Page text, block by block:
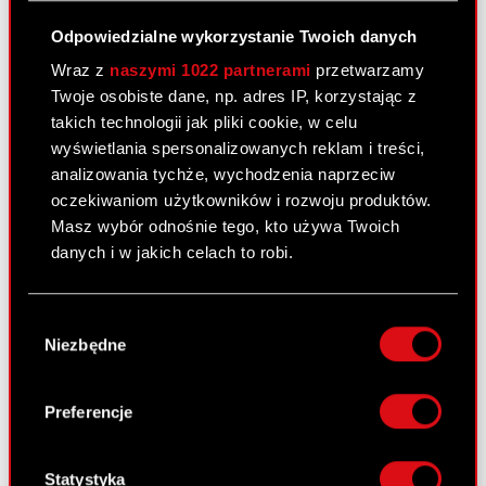
Odpowiedzialne wykorzystanie Twoich danych
Wraz z naszymi 1022 partnerami przetwarzamy
Twoje osobiste dane, np. adres IP, korzystając z
takich technologii jak pliki cookie, w celu
wyświetlania spersonalizowanych reklam i treści,
analizowania tychże, wychodzenia naprzeciw
oczekiwaniom użytkowników i rozwoju produktów.
Masz wybór odnośnie tego, kto używa Twoich
danych i w jakich celach to robi.
lokalizacji geograficznej z dokładnością nawet
Identyfikować Twoje urządzenie, aktywnie
analizując charakteryzującego je zbiory
palca)
zgody
Niezbędne
Preferencje
Statystyka
oraz podmiotu uprawnionego do
złożenia zapisu na warranty
subskrypcyjne serii G
Raport bieżący nr 93/2010
18 listopada 2010
PDF
Wycofanie rezygnacji przez Członka
Zarządu oraz powołanie Prezesa Zarządu
Raport bieżący nr 92/2010
Powtórne zawiadomienie Akcjonariuszy